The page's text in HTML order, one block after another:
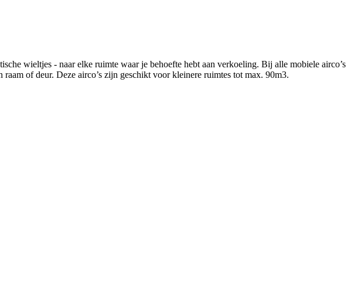
wieltjes - naar elke ruimte waar je behoefte hebt aan verkoeling. Bij alle mobiele airco’s
of deur. Deze airco’s zijn geschikt voor kleinere ruimtes tot max. 90m3.